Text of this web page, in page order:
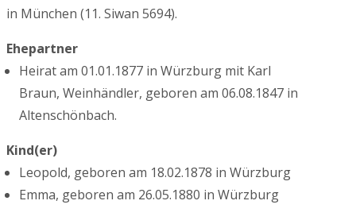
in München (11. Siwan 5694).
Ehepartner
Heirat am 01.01.1877 in Würzburg mit Karl
Braun, Weinhändler, geboren am 06.08.1847 in
Altenschönbach.
Kind(er)
Leopold, geboren am 18.02.1878 in Würzburg
Emma, geboren am 26.05.1880 in Würzburg